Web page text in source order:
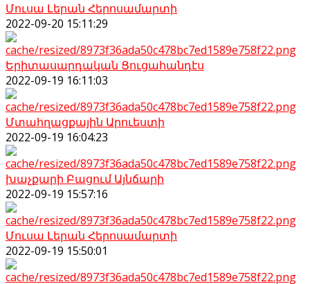
Մուսա Լերան Հերոսամարտի
2022-09-20 15:11:29
Երիտասարդական Ցուցահանդէս
2022-09-19 16:11:03
Մտահղացքային Արուեստի
2022-09-19 16:04:23
խաչքարի Բացում Այնճարի
2022-09-19 15:57:16
Մուսա Լերան Հերոսամարտի
2022-09-19 15:50:01